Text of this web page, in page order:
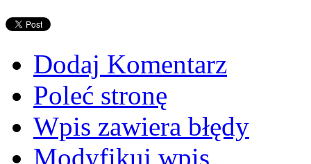
Dodaj Komentarz
Poleć stronę
Wpis zawiera błędy
Modyfikuj wpis